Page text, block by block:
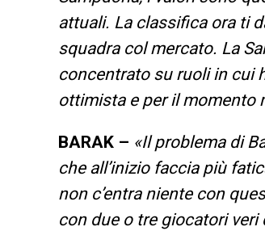
attuali. La classifica ora ti
squadra col mercato. La
concentrato su ruoli in cui
ottimista e per il momento
BARAK – «Il problema di
che all’inizio faccia più
non c’entra niente con
con due o tre giocatori